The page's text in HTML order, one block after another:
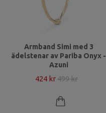
Armband Simi med 3
ädelstenar av Pariba Onyx -
Azuni
424 kr 499 kr